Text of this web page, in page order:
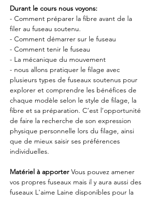
Durant le cours nous voyons:
- Comment préparer la fibre avant de la
filer au fuseau soutenu.
- Comment démarrer sur le fuseau
- Comment tenir le fuseau
- La mécanique du mouvement
- nous allons pratiquer le filage avec
plusieurs types de fuseaux soutenus pour
explorer et comprendre les bénéfices de
chaque modèle selon le style de filage, la
fibre et sa préparation. C’est l’opportunité
de faire la recherche de son expression
physique personnelle lors du filage, ainsi
que de mieux saisir ses préférences
individuelles.
Matériel à apporter Vous pouvez amener
vos propres fuseaux mais il y aura aussi des
fuseaux L'aime Laine disponibles pour la